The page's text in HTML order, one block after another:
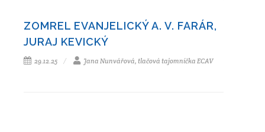
ZOMREL EVANJELICKÝ A. V. FARÁR,
JURAJ KEVICKÝ
29.12.25 Jana Nunvářová, tlačová tajomníčka ECAV